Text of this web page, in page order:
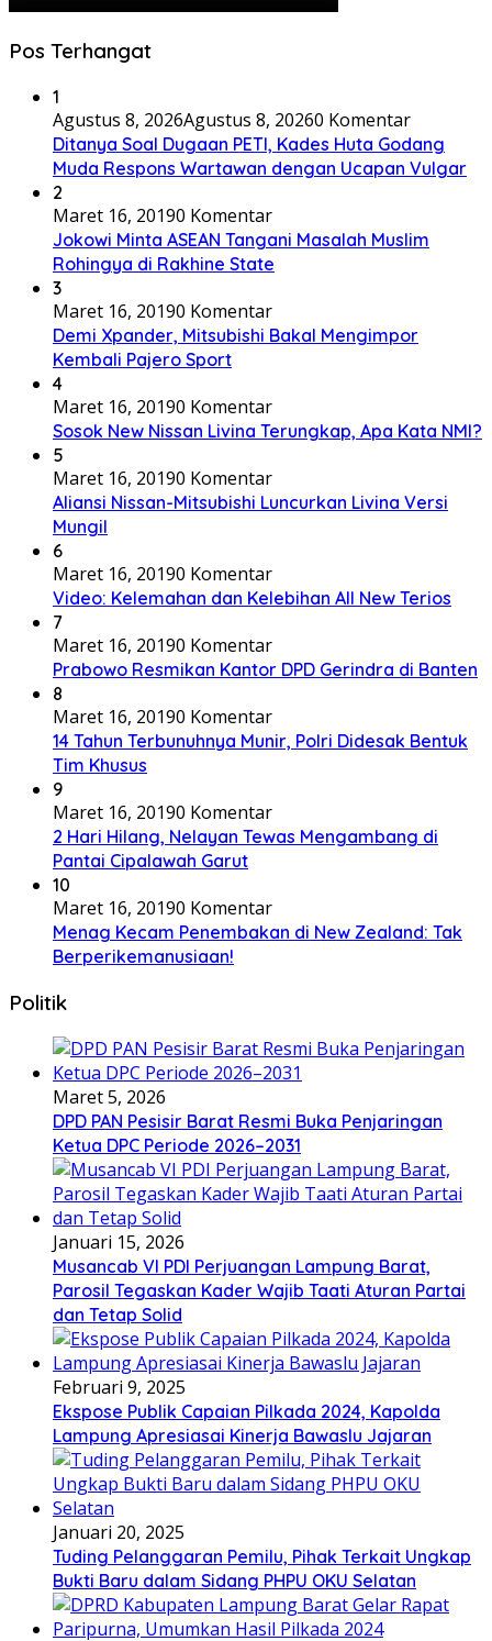
Pos Terhangat
1
Agustus 8, 2026Agustus 8, 20260 Komentar
Ditanya Soal Dugaan PETI, Kades Huta Godang
Muda Respons Wartawan dengan Ucapan Vulgar
2
Maret 16, 20190 Komentar
Jokowi Minta ASEAN Tangani Masalah Muslim
Rohingya di Rakhine State
3
Maret 16, 20190 Komentar
Demi Xpander, Mitsubishi Bakal Mengimpor
Kembali Pajero Sport
4
Maret 16, 20190 Komentar
Sosok New Nissan Livina Terungkap, Apa Kata NMI?
5
Maret 16, 20190 Komentar
Aliansi Nissan-Mitsubishi Luncurkan Livina Versi
Mungil
6
Maret 16, 20190 Komentar
Video: Kelemahan dan Kelebihan All New Terios
7
Maret 16, 20190 Komentar
Prabowo Resmikan Kantor DPD Gerindra di Banten
8
Maret 16, 20190 Komentar
14 Tahun Terbunuhnya Munir, Polri Didesak Bentuk
Tim Khusus
9
Maret 16, 20190 Komentar
2 Hari Hilang, Nelayan Tewas Mengambang di
Pantai Cipalawah Garut
10
Maret 16, 20190 Komentar
Menag Kecam Penembakan di New Zealand: Tak
Berperikemanusiaan!
Politik
Maret 5, 2026
DPD PAN Pesisir Barat Resmi Buka Penjaringan
Ketua DPC Periode 2026–2031
Januari 15, 2026
Musancab VI PDI Perjuangan Lampung Barat,
Parosil Tegaskan Kader Wajib Taati Aturan Partai
dan Tetap Solid
Februari 9, 2025
Ekspose Publik Capaian Pilkada 2024, Kapolda
Lampung Apresiasai Kinerja Bawaslu Jajaran
Januari 20, 2025
Tuding Pelanggaran Pemilu, Pihak Terkait Ungkap
Bukti Baru dalam Sidang PHPU OKU Selatan